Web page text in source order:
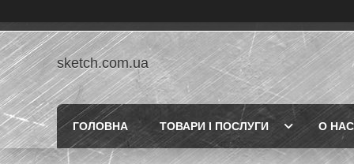
sketch.com.ua
ГОЛОВНА ТОВАРИ І ПОСЛУГИ О НАС